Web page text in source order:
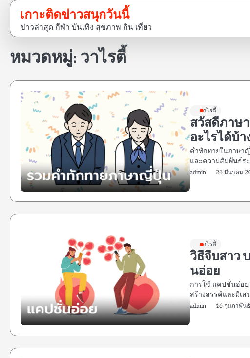
Skip
content
เกาะติดข่าวสนุกวันนี้
ข่าวล่าสุด กีฬา บันเทิง สุขภาพ กิน เที่ยว
หมวดหมู่: วาไรตี้
วาไรตี้
สวัสดีภาษ
อะไรได้บ้า
คำทักทายในภาษา
และความสัมพันธ์ร
admin 21 มีนาคม
วาไรตี้
วิธีจีบสาว
นอ่อย
การใช้ แคปชั่นอ่อย
สร้างสรรค์และมีเ
admin 16 กุมภาพัน